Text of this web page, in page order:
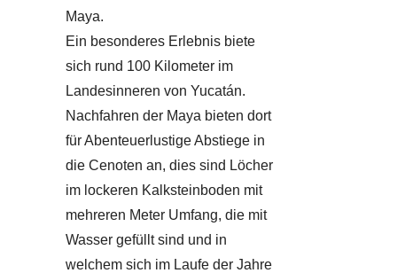
Maya.
Ein besonderes Erlebnis biete
sich rund 100 Kilometer im
Landesinneren von Yucatán.
Nachfahren der Maya bieten dort
für Abenteuerlustige Abstiege in
die Cenoten an, dies sind Löcher
im lockeren Kalksteinboden mit
mehreren Meter Umfang, die mit
Wasser gefüllt sind und in
welchem sich im Laufe der Jahre